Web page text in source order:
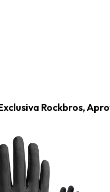
Rockbros,